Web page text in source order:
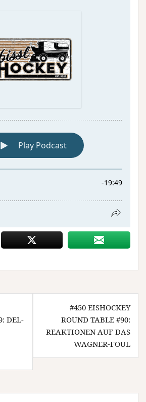
DEL-
#450 EISHOCKEY
ROUND TABLE #90:
REAKTIONEN AUF DAS
WAGNER-FOUL